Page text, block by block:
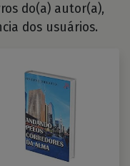
do(a) autor(a),
dos usuários.